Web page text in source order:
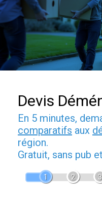
Devis
En 5 minutes,
comparatifs aux
région.
Gratuit, sans pub
1 2 3